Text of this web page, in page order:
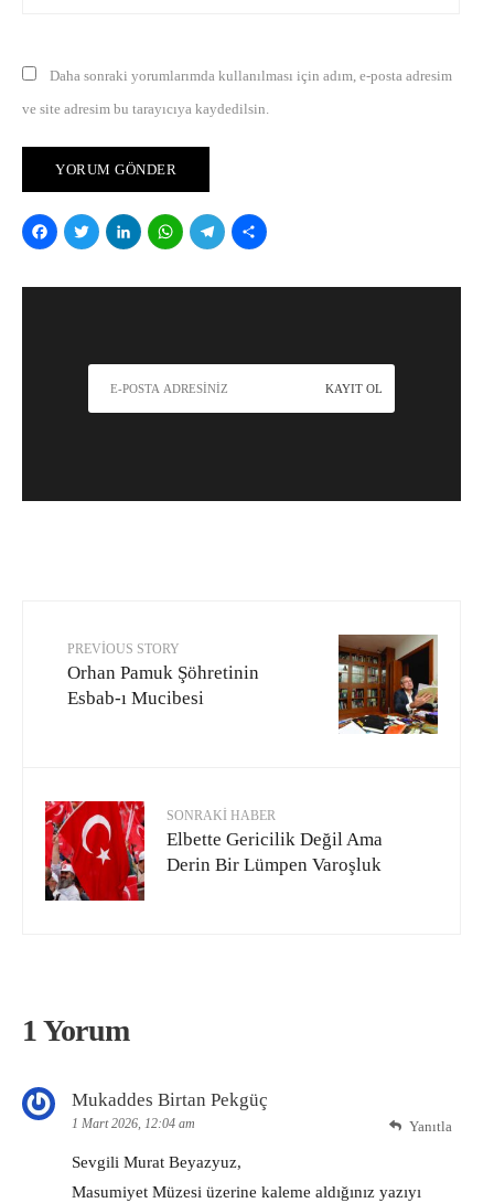
Daha sonraki yorumlarımda kullanılması için adım, e-posta adresim
ve site adresim bu tarayıcıya kaydedilsin.
Facebook
Twitter
LinkedIn
WhatsApp
Telegram
PREVIOUS STORY
Orhan Pamuk Şöhretinin
Esbab-ı Mucibesi
SONRAKI HABER
Elbette Gericilik Değil Ama
Derin Bir Lümpen Varoşluk
1 Yorum
Mukaddes Birtan Pekgüç
1 Mart 2026, 12:04 am
Sevgili Murat Beyazyuz,
Masumiyet Müzesi üzerine kaleme aldığınız yazıyı
Yanıtla